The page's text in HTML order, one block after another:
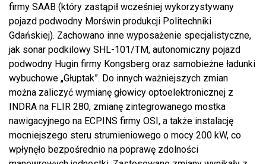
firmy SAAB (który zastąpił wcześniej wykorzystywany
pojazd podwodny Morświn produkcji Politechniki
Gdańskiej). Zachowano inne wyposażenie specjalistyczne,
jak sonar podkilowy SHL-101/TM, autonomiczny pojazd
podwodny Hugin firmy Kongsberg oraz samobieżne ładunki
wybuchowe „Głuptak”. Do innych ważniejszych zmian
można zaliczyć wymianę głowicy optoelektronicznej z
INDRA na FLIR 280, zmianę zintegrowanego mostka
nawigacyjnego na ECPINS firmy OSI, a także instalację
mocniejszego steru strumieniowego o mocy 200 kW, co
wpłynęło bezpośrednio na poprawę zdolności